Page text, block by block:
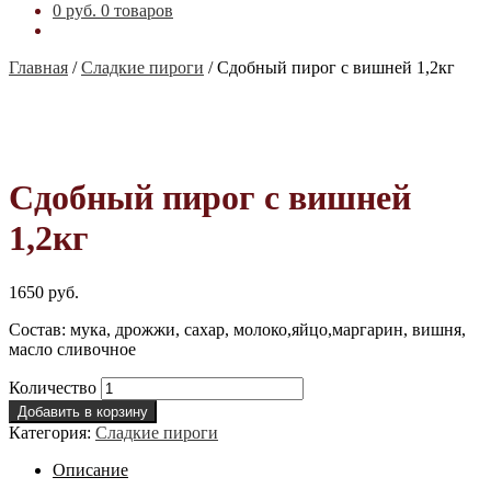
0 руб. 0 товаров
Главная /Cладкие пироги /Сдобный пирог с вишней 1,2кг
Сдобный пирог с вишней
1,2кг
1650 руб.
Состав: мука, дрожжи, сахар, молоко,яйцо,маргарин, вишня,
масло сливочное
Количество
Добавить в корзину
Категория: Cладкие пироги
Описание